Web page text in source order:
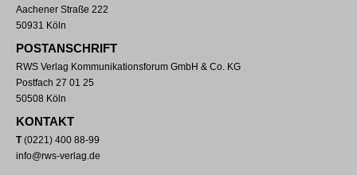
Aachener Straße 222
50931 Köln
POSTANSCHRIFT
RWS Verlag Kommunikationsforum GmbH & Co. KG
Postfach 27 01 25
50508 Köln
KONTAKT
T(0221) 400 88-99
info@rws-verlag.de